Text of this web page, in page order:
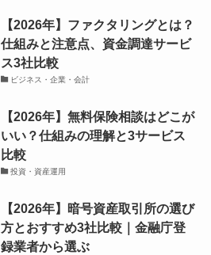
【2026年】ファクタリングとは？
仕組みと注意点、資金調達サービ
ス3社比較
ビジネス・企業・会計
【2026年】無料保険相談はどこが
いい？仕組みの理解と3サービス
比較
投資・資産運用
【2026年】暗号資産取引所の選び
方とおすすめ3社比較｜金融庁登
録業者から選ぶ